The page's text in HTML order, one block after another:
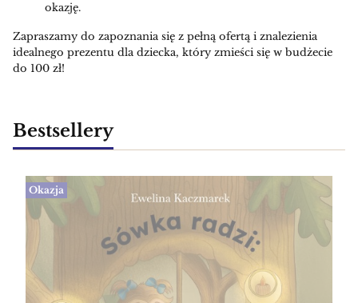
okazję.
Zapraszamy do zapoznania się z pełną ofertą i znalezienia
idealnego prezentu dla dziecka, który zmieści się w budżecie
do 100 zł!
Bestsellery
Okazja